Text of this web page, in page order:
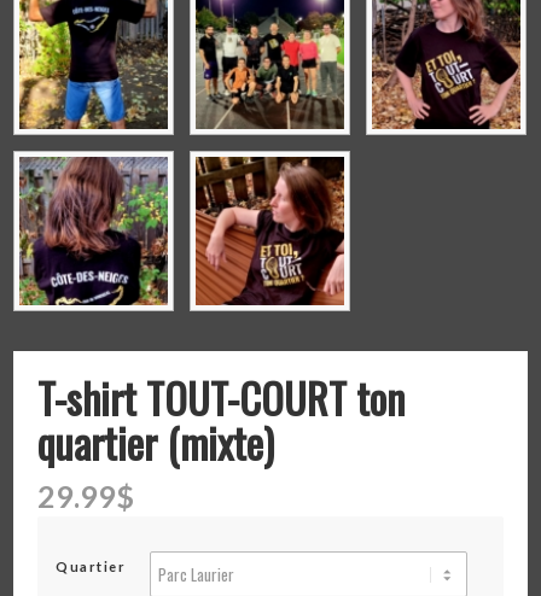
T-shirt TOUT-COURT ton
quartier (mixte)
29.99$
Quartier